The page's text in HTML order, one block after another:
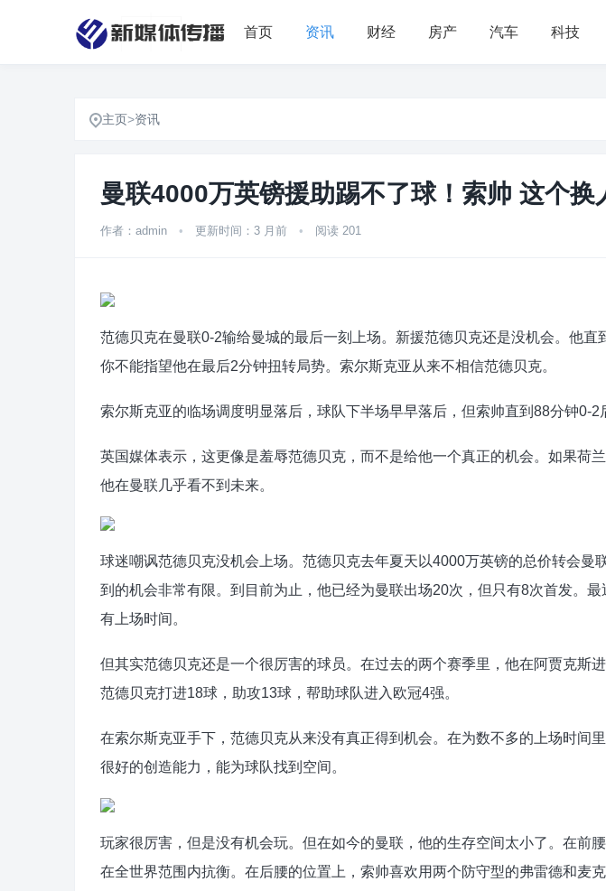
首页 资讯 财经 房产 汽车 科技
主页>资讯
曼联4000万英镑援助踢不了球！索帅 这个换
作者：admin • 更新时间：3 月前 • 阅读 201
范德贝克在曼联0-2输给曼城的最后一刻上场。新援范德贝克还是没机会。他直
你不能指望他在最后2分钟扭转局势。索尔斯克亚从来不相信范德贝克。
索尔斯克亚的临场调度明显落后，球队下半场早早落后，但索帅直到88分钟0-2
英国媒体表示，这更像是羞辱范德贝克，而不是给他一个真正的机会。如果荷
他在曼联几乎看不到未来。
球迷嘲讽范德贝克没机会上场。范德贝克去年夏天以4000万英镑的总价转会曼
到的机会非常有限。到目前为止，他已经为曼联出场20次，但只有8次首发。
有上场时间。
但其实范德贝克还是一个很厉害的球员。在过去的两个赛季里，他在阿贾克斯
范德贝克打进18球，助攻13球，帮助球队进入欧冠4强。
在索尔斯克亚手下，范德贝克从来没有真正得到机会。在为数不多的上场时间
很好的创造能力，能为球队找到空间。
玩家很厉害，但是没有机会玩。但在如今的曼联，他的生存空间太小了。在前
在全世界范围内抗衡。在后腰的位置上，索帅喜欢用两个防守型的弗雷德和麦